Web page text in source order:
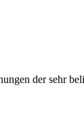
der sehr